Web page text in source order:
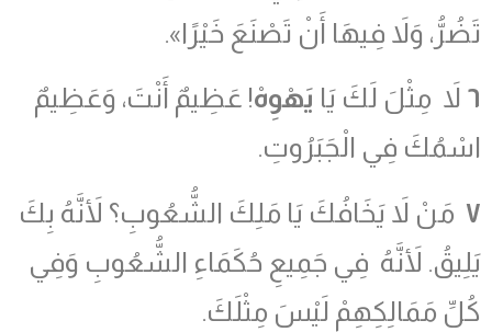
تَضُرُّ، وَلاَ فِيهَا أَنْ تَصْنَعَ خَيْرًا».
٦ لاَ مِثْلَ لَكَ يَا يَهْوِهْ! عَظِيمٌ أَنْتَ، وَعَظِيمٌ
اسْمُكَ فِي الْجَبَرُوتِ.
٧ مَنْ لاَ يَخَافُكَ يَا مَلِكَ الشُّعُوبِ؟ لأَنَّهُ بِكَ
يَلِيقُ. لأَنَّهُ فِي جَمِيعِ حُكَمَاءِ الشُّعُوبِ وَفِي
كُلِّ مَمَالِكِهِمْ لَيْسَ مِثْلَكَ.